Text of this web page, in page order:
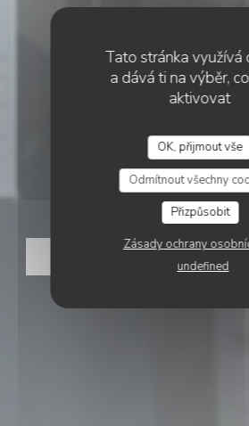
Tato stránka využívá
a dává ti na výběr,
aktivovat
OK, přijmout vše
Odmítnout všechny
Přizpůsobit
Zásady ochrany
undefined
ECO-FRIENDLY GOURMET
• AMIENS
HYACINTHE